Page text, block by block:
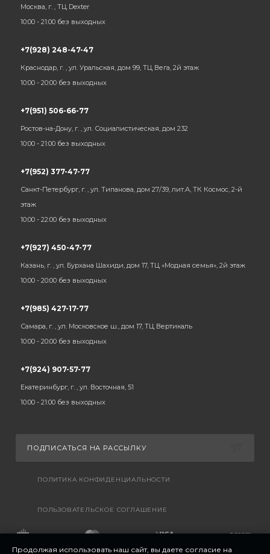
Москва, г. , ТЦ Dexter
10:00 - 21:00 без выходных
+7(928) 248-47-47
Краснодар, г. , ул. Уральская, дом 99, ТЦ Вега, 2й этаж
10:00 - 20:00 без выходных
+7(951) 506-66-77
Ростов-на-Дону, г. , ул. Социалистическая, дом 232
10:00 - 21:00 без выходных
+7(952) 377-47-77
Санкт-Петербург, г. , ул. Типанова, дом 27/39, лит.А, ТК Космос, 2-й
этаж
10:00 - 22:00 без выходных
+7(927) 450-47-77
Казань, г. , ул. Бурхана Шахиди, дом 17, ТЦ «Модная семья», 2й этаж
10:00 - 20:00 без выходных
+7(985) 427-17-77
Самара, г. , ул. Московское ш., дом 17, ТЦ Вертикаль
10:00 - 20:00 без выходных
+7(924) 907-57-77
Екатеринбург, г. , ул. Восточная, 51
10:00 - 21:00 без выходных
ПОДПИСАТЬСЯ НА РАССЫЛКУ
ПОЛИТИКА КОНФИДЕНЦИАЛЬНОСТИ
ПОЛЬЗОВАТЕЛЬСКОЕ СОГЛАШЕНИЕ
Продолжая использовать наш сайт, вы даете согласие на